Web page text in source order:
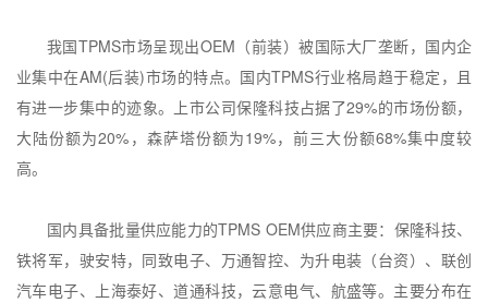
我国TPMS市场呈现出OEM（前装）被国际大厂垄断，国内企
业集中在AM(后装)市场的特点。 国内TPMS行业格局趋于稳定，且
有进一步集中的迹象。上市公司保隆科技占据了29%的市场份额，
大陆份额为20%，森萨塔份额为19%，前三大份额68%集中度较
高。
国内具备批量供应能力的TPMS OEM供应商主要：保隆科技、
铁将军，驶安特，同致电子、万通智控、为升电装（台资）、 联创
汽车电子、
上海泰好、道通科技，云意电气、航盛等。主要分布在